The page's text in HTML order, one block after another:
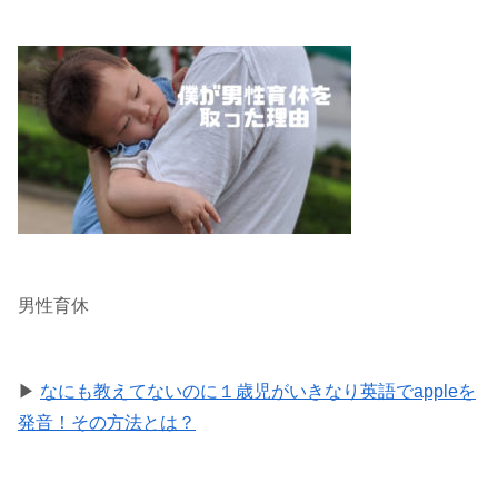
男性育休
▶ なにも教えてないのに１歳児がいきなり英語でappleを
発音！その方法とは？